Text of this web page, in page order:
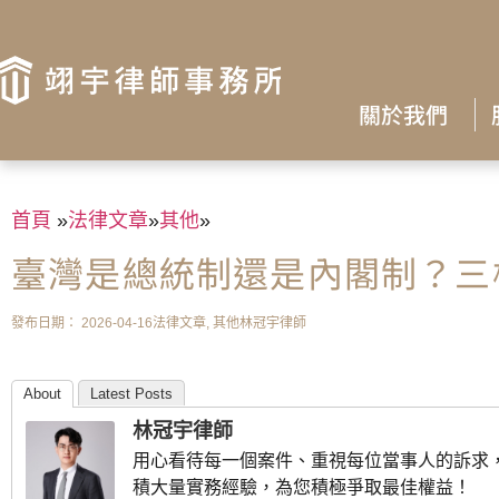
關於我們
首頁 »法律文章»其他»
臺灣是總統制還是內閣制？
發布日期： 2026-04-16法律文章, 其他林冠宇律師
About Latest Posts
林冠宇律師
用心看待每一個案件、重視每位當事人的訴
積大量實務經驗，為您積極爭取最佳權益！